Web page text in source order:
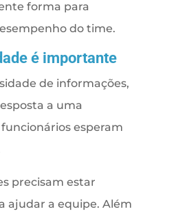
forma para
do time.
é importante
de informações,
a uma
esperam
precisam estar
ajudar a equipe. Além